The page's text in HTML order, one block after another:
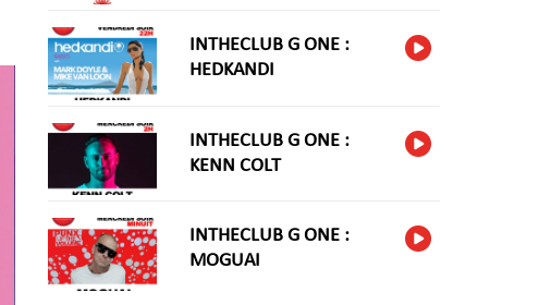
INTHECLUB G ONE :
HEDKANDI
INTHECLUB G ONE :
KENN COLT
INTHECLUB G ONE :
MOGUAI